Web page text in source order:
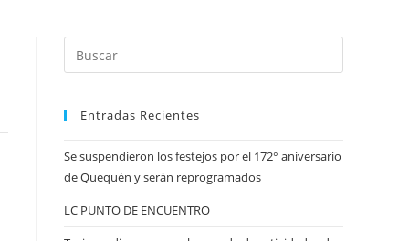
Entradas Recientes
Se suspendieron los festejos por el 172° aniversario
de Quequén y serán reprogramados
LC PUNTO DE ENCUENTRO